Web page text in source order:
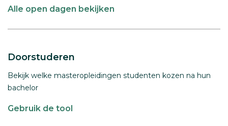
Alle open dagen bekijken
Doorstuderen
Bekijk welke masteropleidingen studenten kozen na hun
bachelor
Gebruik de tool